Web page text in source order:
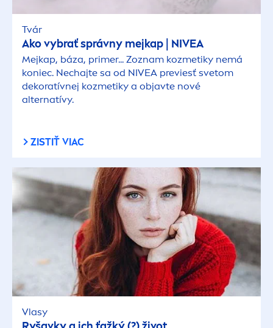
Tvár
Ako vybrať správny mejkap | NIVEA
Mejkap, báza, primer... Zoznam kozmetiky nemá
koniec. Nechajte sa od NIVEA previesť svetom
dekoratívnej kozmetiky a objavte nové
alternatívy.
ZISTIŤ VIAC
Vlasy